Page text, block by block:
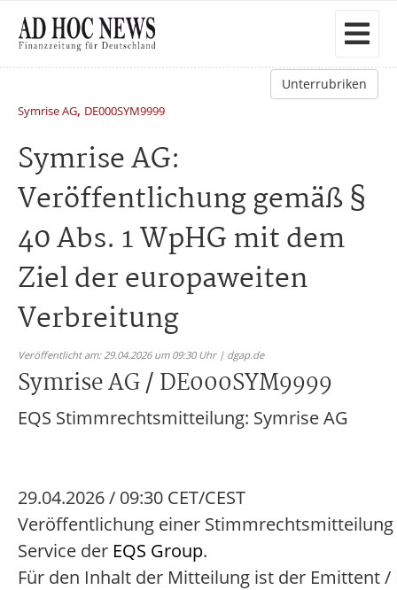
Unterrubriken
Symrise AG, DE000SYM9999
Symrise AG:
Veröffentlichung gemäß §
40 Abs. 1 WpHG mit dem
Ziel der europaweiten
Verbreitung
Veröffentlicht am: 29.04.2026 um 09:30 Uhr | dgap.de
Symrise AG / DE000SYM9999
EQS Stimmrechtsmitteilung: Symrise AG
29.04.2026 / 09:30 CET/CEST
Veröffentlichung einer
Service der EQS Group.
Für den Inhalt der Mitteilung ist der Emittent